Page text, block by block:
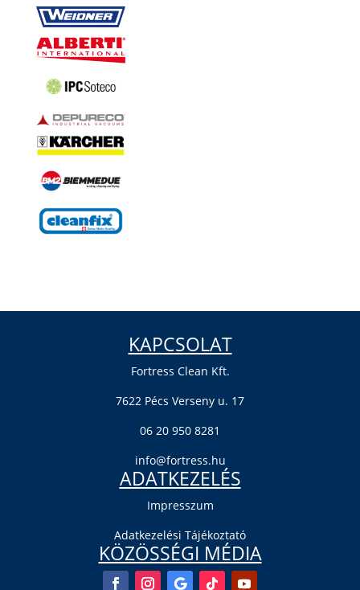
KAPCSOLAT
Fortress Clean Kft.
7622 Pécs Verseny u. 17
06 20 950 8281
info@fortress.hu
ADATKEZELÉS
Impresszum
Adatkezelési Tájékoztató
KÖZÖSSÉGI MÉDIA